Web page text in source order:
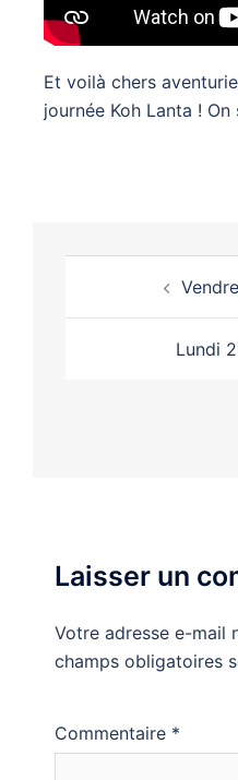
Et voilà chers
journée Koh Lanta !
Lundi
Laisser un
Votre adresse e-mail
champs obligatoires
Commentaire *